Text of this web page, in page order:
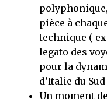
pièce à
technique (
legato des
pour la
d’Italie du
Un moment